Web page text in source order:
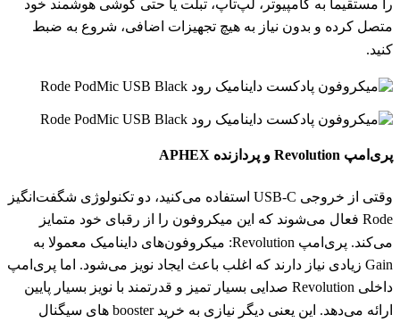
را مستقیما به کامپیوتر، لپ‌تاپ، تبلت یا حتی گوشی هوشمند خود
متصل کرده و بدون نیاز به هیچ تجهیزات اضافی، شروع به ضبط
کنید.
پری‌امپ Revolution و پردازنده APHEX
وقتی از خروجی USB-C استفاده می‌کنید، دو تکنولوژی شگفت‌انگیز
Rode فعال می‌شوند که این میکروفون را از رقبای خود متمایز
می‌کند. پری‌امپ Revolution: میکروفون‌های داینامیک معمولا به
Gain زیادی نیاز دارند که اغلب باعث ایجاد نویز می‌شود. اما پری‌امپ
داخلی Revolution صدایی بسیار تمیز و قدرتمند با نویز بسیار پایین
ارائه می‌دهد. این یعنی دیگر نیازی به خرید booster های سیگنال